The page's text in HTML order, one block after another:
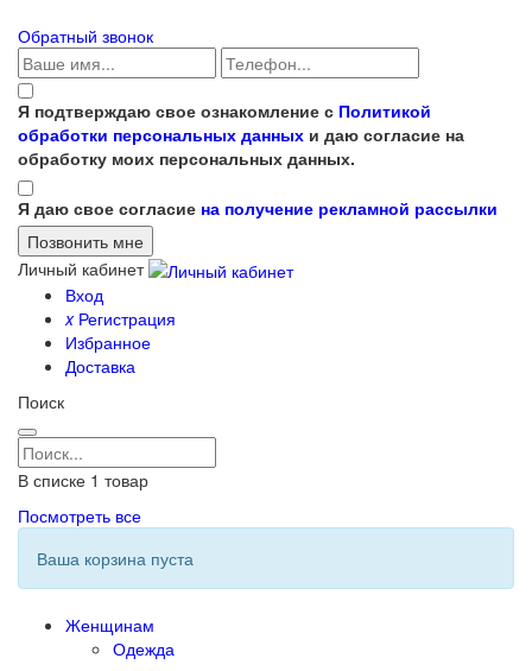
Обратный звонок
Я подтверждаю свое ознакомление с Политикой
обработки персональных данных и даю согласие на
обработку моих персональных данных.
Я даю свое согласие на получение рекламной рассылки
Личный кабинет
Вход
xРегистрация
Избранное
Доставка
Поиск
В списке 1 товар
Посмотреть все
Ваша корзина пуста
Женщинам
Одежда